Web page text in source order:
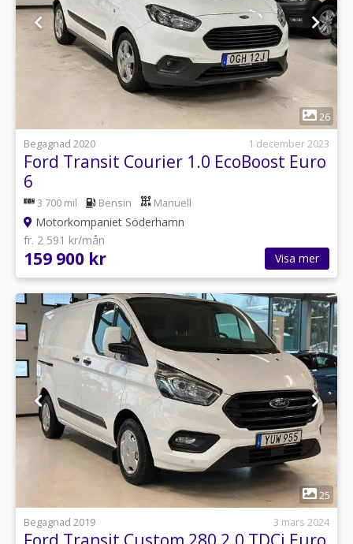
1
26
Begagnad 2020
1 december 2023
Ford Transit Courier 1.0 EcoBoost Euro
6
3 700 mil Bensin Manuell
Motorkompaniet Söderhamn
fr. 2 591 kr/mån
159 900 kr Visa mer
1
25
Begagnad 2019
3 mars 2024